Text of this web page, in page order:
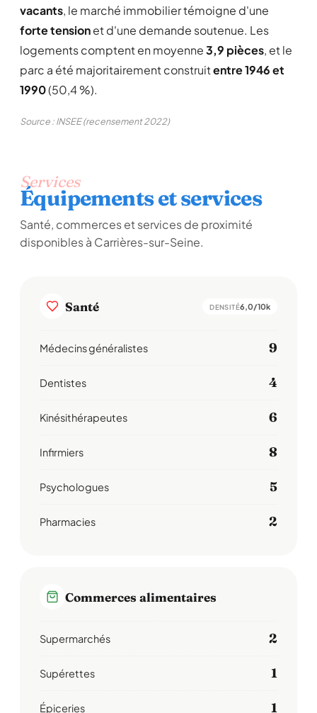
vacants, le marché immobilier témoigne d'une
forte tensionet d'une demande soutenue. Les
logements comptent en moyenne3,9 pièces, et le
parc a été majoritairement construitentre 1946 et
1990(50,4 %).
Source : INSEE (recensement 2022)
Services
Équipements et services
Santé, commerces et services de proximité
disponibles à Carrières-sur-Seine.
Santé DENSITÉ6,0/10k
Médecins généralistes 9
Dentistes 4
Kinésithérapeutes 6
Infirmiers 8
Psychologues 5
Pharmacies 2
Commerces alimentaires
Supermarchés 2
Supérettes 1
Épiceries 1